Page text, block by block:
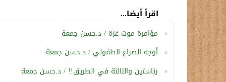
اقرأ أيضا...
مؤامرة موت غزة / د.حسن جمعة
أوجه الصراع الطفولي / د.حسن جمعة
رئاستين والثالثة في الطريق!! / د.حسن جمعة